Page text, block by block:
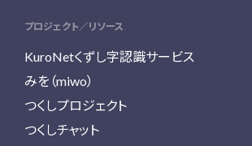
プロジェクト／リソース
KuroNetくずし字認識サービス
みを（miwo）
つくしプロジェクト
つくしチャット